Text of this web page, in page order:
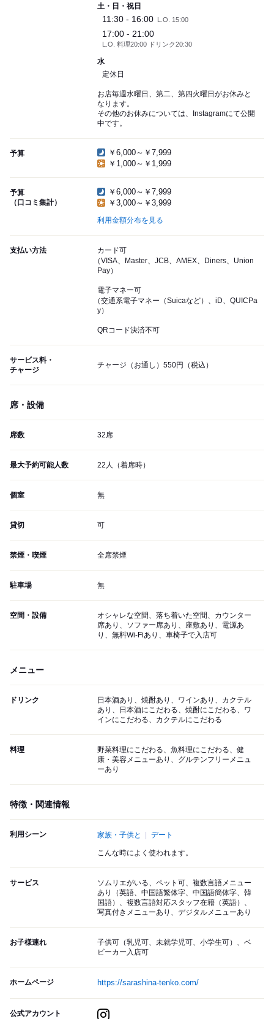
土・日・祝日
11:30 - 16:00 L.O. 15:00
17:00 - 21:00
L.O. 料理20:00 ドリンク20:30
水
定休日
お店毎週水曜日、第二、第四火曜日がお休みと
なります。
その他のお休みについては、Instagramにて公開
中です。
予算
￥6,000～￥7,999
￥1,000～￥1,999
予算
（口コミ集計）
￥6,000～￥7,999
￥3,000～￥3,999
利用金額分布を見る
支払い方法
カード可
（VISA、Master、JCB、AMEX、Diners、Union
Pay）
電子マネー可
（交通系電子マネー（Suicaなど）、iD、QUICPa
y）
QRコード決済不可
サービス料・
チャージ
チャージ（お通し）550円（税込）
席・設備
席数 32席
最大予約可能人数 22人（着席時）
個室 無
貸切 可
禁煙・喫煙 全席禁煙
駐車場 無
空間・設備
オシャレな空間、落ち着いた空間、カウンター
席あり、ソファー席あり、座敷あり、電源あ
り、無料Wi-Fiあり、車椅子で入店可
メニュー
ドリンク
日本酒あり、焼酎あり、ワインあり、カクテル
あり、日本酒にこだわる、焼酎にこだわる、ワ
インにこだわる、カクテルにこだわる
料理
野菜料理にこだわる、魚料理にこだわる、健
康・美容メニューあり、グルテンフリーメニュ
ーあり
特徴・関連情報
利用シーン 家族・子供と デート
こんな時によく使われます。
サービス
ソムリエがいる、ペット可、複数言語メニュー
あり（英語、中国語繁体字、中国語簡体字、韓
国語）、複数言語対応スタッフ在籍（英語）、
写真付きメニューあり、デジタルメニューあり
お子様連れ
子供可（乳児可、未就学児可、小学生可）、ベ
ビーカー入店可
ホームページ https://sarashina-tenko.com/
公式アカウント